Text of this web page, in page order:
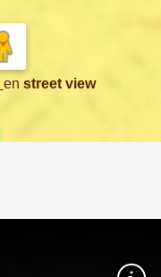
en street view